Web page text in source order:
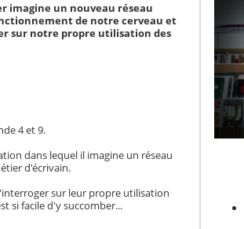
imagine un nouveau réseau
de notre cerveau et
sur notre propre utilisation des
4 et 9.
dans lequel il imagine un réseau
d'écrivain.
sur leur propre utilisation
si facile d'y succomber...